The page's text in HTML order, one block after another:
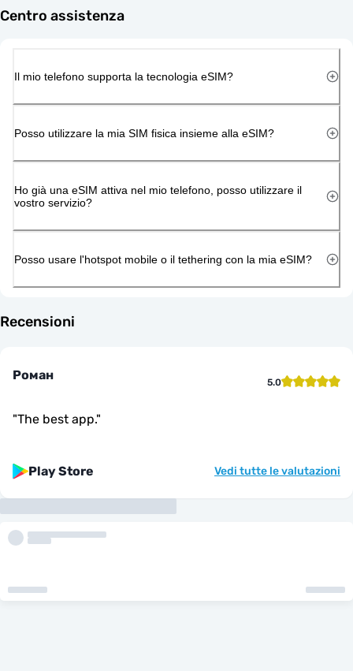
Centro assistenza
Il mio telefono supporta la tecnologia eSIM?
Posso utilizzare la mia SIM fisica insieme alla eSIM?
Ho già una eSIM attiva nel mio telefono, posso utilizzare il
vostro servizio?
Posso usare l'hotspot mobile o il tethering con la mia eSIM?
Recensioni
Роман 5.0
"The best app."
Play Store Vedi tutte le valutazioni